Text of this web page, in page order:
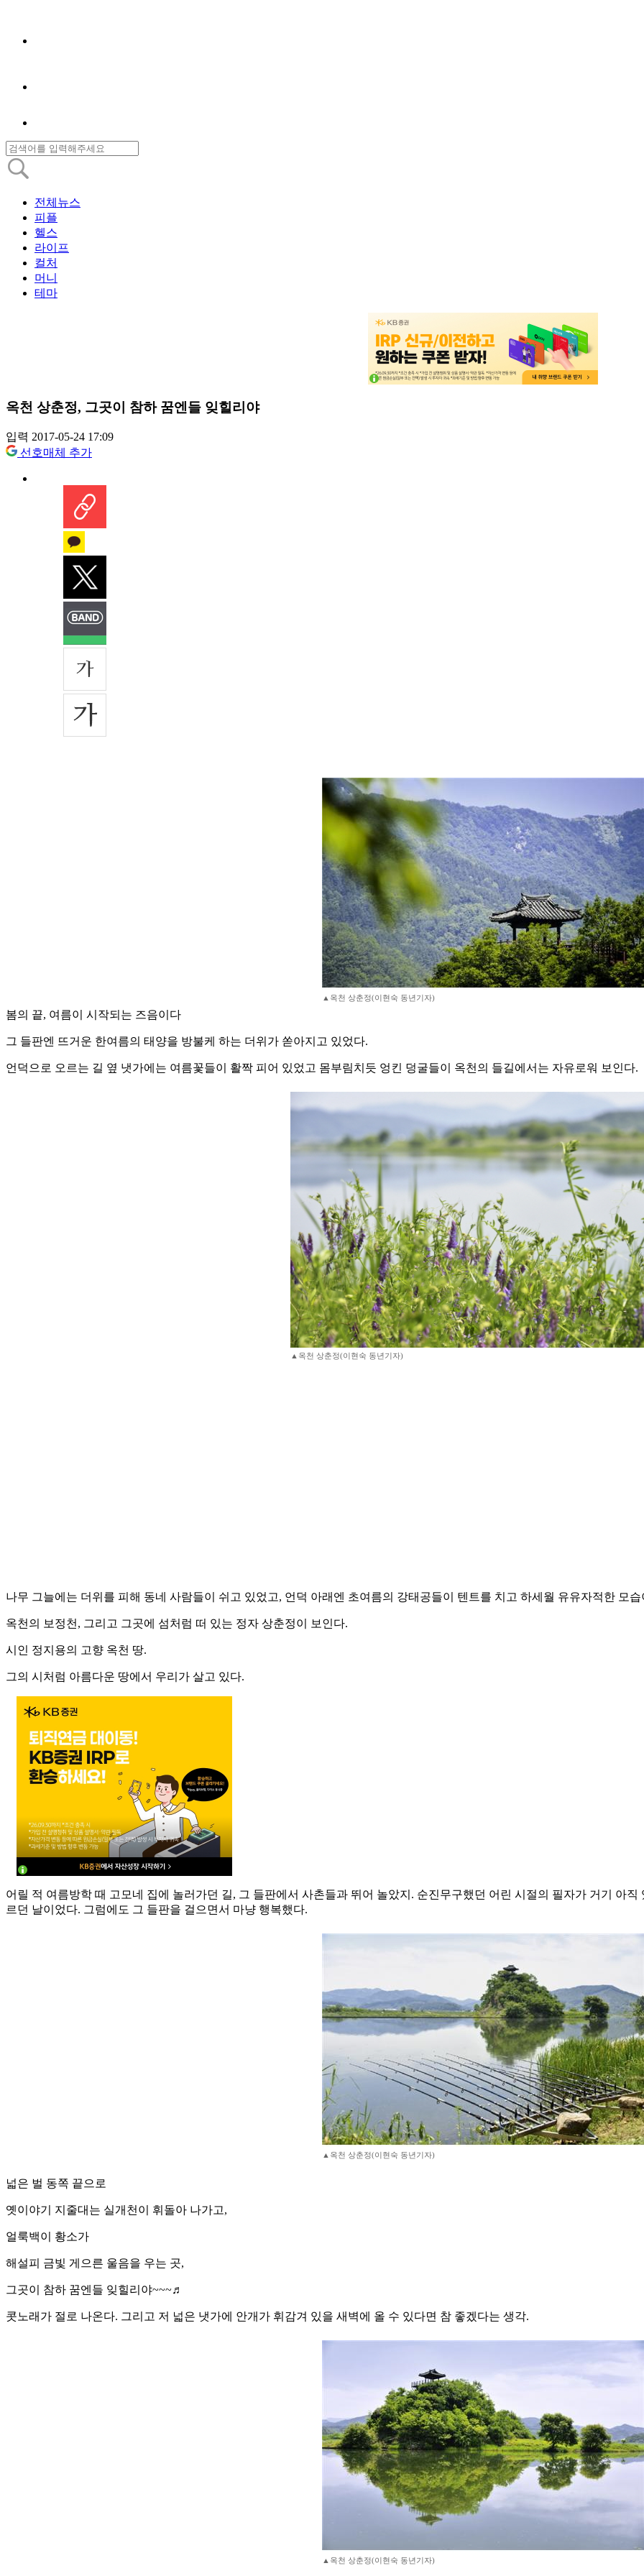
전체뉴스
피플
헬스
라이프
컬처
머니
테마
옥천 상춘정, 그곳이 참하 꿈엔들 잊힐리야
입력 2017-05-24 17:09
선호매체 추가
▲옥천 상춘정(이현숙 동년기자)
봄의 끝, 여름이 시작되는 즈음이다
그 들판엔 뜨거운 한여름의 태양을 방불케 하는 더위가 쏟아지고 있었다.
언덕으로 오르는 길 옆 냇가에는 여름꽃들이 활짝 피어 있었고 몸부림치듯 엉킨 덩굴들이 옥천의 들길에서는 자유로워 보인다.
▲옥천 상춘정(이현숙 동년기자)
나무 그늘에는 더위를 피해 동네 사람들이 쉬고 있었고, 언덕 아래엔 초여름의 강태공들이 텐트를 치고 하세월 유유자적한 모습
옥천의 보정천, 그리고 그곳에 섬처럼 떠 있는 정자 상춘정이 보인다.
시인 정지용의 고향 옥천 땅.
그의 시처럼 아름다운 땅에서 우리가 살고 있다.
어릴 적 여름방학 때 고모네 집에 놀러가던 길, 그 들판에서 사촌들과 뛰어 놀았지. 순진무구했던 어린 시절의 필자가 거기 아
르던 날이었다. 그럼에도 그 들판을 걸으면서 마냥 행복했다.
▲옥천 상춘정(이현숙 동년기자)
넓은 벌 동쪽 끝으로
옛이야기 지줄대는 실개천이 휘돌아 나가고,
얼룩백이 황소가
해설피 금빛 게으른 울음을 우는 곳,
그곳이 참하 꿈엔들 잊힐리야~~~♬
콧노래가 절로 나온다. 그리고 저 넓은 냇가에 안개가 휘감겨 있을 새벽에 올 수 있다면 참 좋겠다는 생각.
▲옥천 상춘정(이현숙 동년기자)